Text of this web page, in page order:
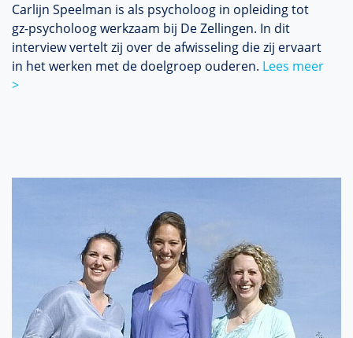
Carlijn Speelman is als psycholoog in opleiding tot
gz-psycholoog werkzaam bij De Zellingen. In dit
interview vertelt zij over de afwisseling die zij ervaart
in het werken met de doelgroep ouderen. Lees meer
>